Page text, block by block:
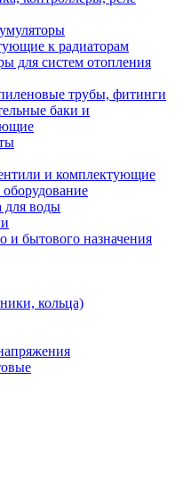
к радиаторам
для систем отопления
трубы, фитинги
баки и
и комплектующие
для воды
и бытового назначения
кольца)